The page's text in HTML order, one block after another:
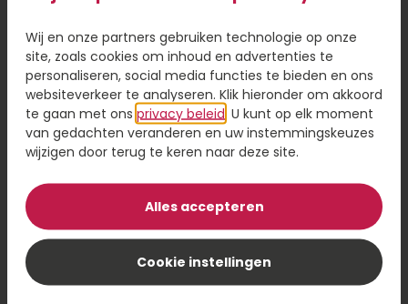
Kaartje toevoegen
Voeg een kaart toe met jouw persoonlijke tekst
1,50
Voeg toe aan winkelwagen
Wij en onze partners gebruiken technologie op onze
site, zoals cookies om inhoud en advertenties te
personaliseren, social media functies te bieden en ons
websiteverkeer te analyseren. Klik hieronder om akkoord
te gaan met ons privacy beleid . U kunt op elk moment
van gedachten veranderen en uw instemmingskeuzes
wijzigen door terug te keren naar deze site.
Alles accepteren
Cookie instellingen